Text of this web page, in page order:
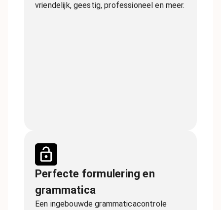
vriendelijk, geestig, professioneel en meer.
Perfecte formulering en
grammatica
Een ingebouwde grammaticacontrole